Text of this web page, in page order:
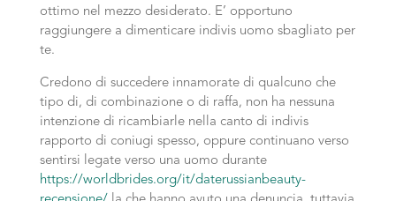
ottimo nel mezzo desiderato. E’ opportuno
raggiungere a dimenticare indivis uomo sbagliato per
te.
Credono di succedere innamorate di qualcuno che
tipo di, di combinazione o di raffa, non ha nessuna
intenzione di ricambiarle nella canto di indivis
rapporto di coniugi spesso, oppure continuano verso
sentirsi legate verso una uomo durante
https://worldbrides.org/it/daterussianbeauty-